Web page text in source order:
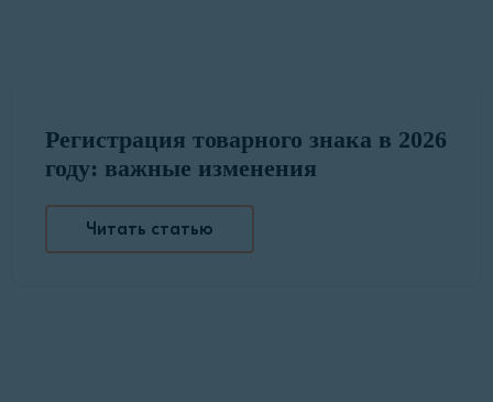
Регистрация товарного знака в 2026
году: важные изменения
Читать статью